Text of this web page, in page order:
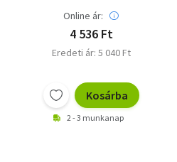
Online ár:
4 536 Ft
Eredeti ár: 5 040 Ft
Kosárba
2 - 3 munkanap